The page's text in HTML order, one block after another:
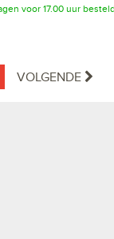
voor 17.00 uur
VOLGENDE